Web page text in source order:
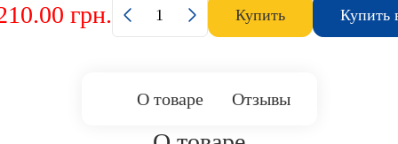
грн. Купить Купить
О товаре Отзывы